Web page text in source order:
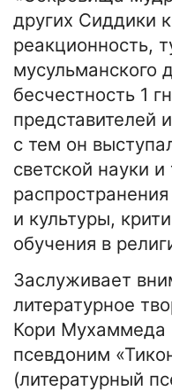
других Сиддики
реакционность,
мусульманского
бесчестность 1
представителей
с тем он
светской науки
и культуры,
обучения в
Заслуживает
литературное
Кори Мухаммеда
псевдоним
(литературный